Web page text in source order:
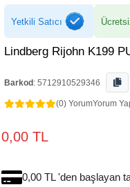
Yetkili Satıcı
Lindberg Rijohn K199
Barkod : 5712910529346
(0) YorumYorum
0,00 TL
0,00 TL 'den başlayan